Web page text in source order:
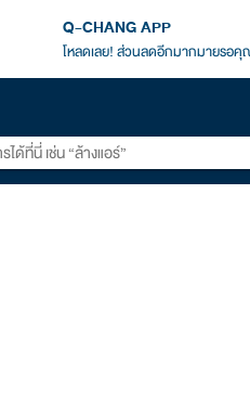
Q-CHANG APP
โหลดเลย! ส่วนลดอีกมากมายรอ